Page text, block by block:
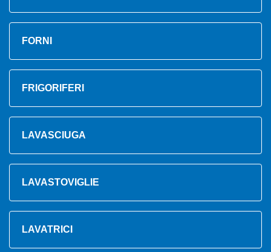
FORNI
FRIGORIFERI
LAVASCIUGA
LAVASTOVIGLIE
LAVATRICI